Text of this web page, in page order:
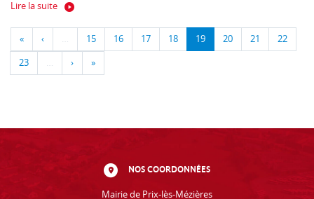
Lire la suite
« ‹ … 15 16 17 18 19 20 21 22
23 … › »
NOS COORDONNÉES
Mairie de Prix-lès-Mézières